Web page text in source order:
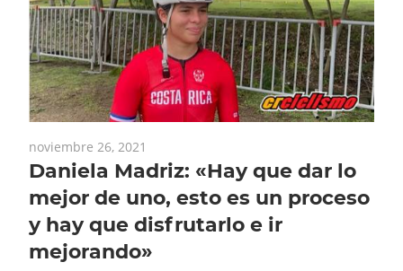
noviembre 26, 2021
Daniela Madriz: «Hay que dar lo
mejor de uno, esto es un proceso
y hay que disfrutarlo e ir
mejorando»